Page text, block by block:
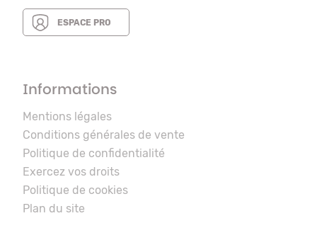
ESPACE PRO
Informations
Mentions légales
Conditions générales de vente
Politique de confidentialité
Exercez vos droits
Politique de cookies
Plan du site